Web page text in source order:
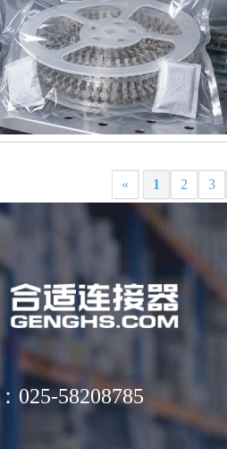
« 1 2 3
025-58208785